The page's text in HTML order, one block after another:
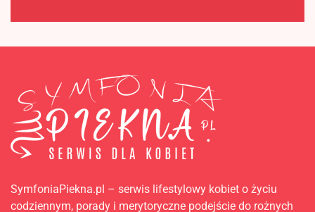
SymfoniaPiekna.pl – serwis lifestylowy kobiet o życiu
codziennym, porady i merytoryczne podejście do rożnych